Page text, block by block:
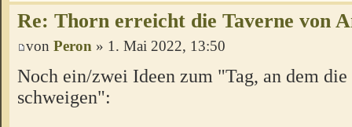
Re: Thorn erreicht die Taverne von
von Peron » 1. Mai 2022, 13:50
Noch ein/zwei Ideen zum "Tag, an dem die
schweigen":